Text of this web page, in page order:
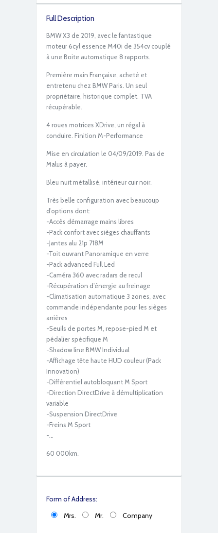
IMG_6696
IMG_6716
IMG_6697
IMG_6698
Full Description
BMW X3 de 2019, avec le fantastique
moteur 6cyl essence M40i de 354cv couplé
à une Boite automatique 8 rapports.
Première main Française, acheté et
entretenu chez BMW Paris. Un seul
propriétaire, historique complet. TVA
récupérable.
4 roues motrices XDrive, un régal à
conduire. Finition M-Performance
Mise en circulation le 04/09/2019. Pas de
Malus à payer.
Bleu nuit métallisé, intérieur cuir noir.
Très belle configuration avec beaucoup
d’options dont:
-Accès démarrage mains libres
-Pack confort avec sièges chauffants
-Jantes alu 21p 718M
-Toit ouvrant Panoramique en verre
-Pack advanced Full Led
-Caméra 360 avec radars de recul
-Récupération d’énergie au freinage
-Climatisation automatique 3 zones, avec
commande indépendante pour les sièges
arrières
-Seuils de portes M, repose-pied M et
pédalier spécifique M
-Shadow line BMW Individual
-Affichage tête haute HUD couleur (Pack
Innovation)
-Différentiel autobloquant M Sport
-Direction DirectDrive à démultiplication
variable
-Suspension DirectDrive
-Freins M Sport
-…
60 000km.
Form of Address:
Mrs.
Mr. Company